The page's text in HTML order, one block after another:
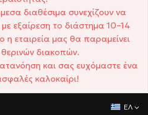
διαθέσιμα συνεχίζουν να
εξαίρεση το διάστημα 10–14
εταιρεία μας θα παραμείνει
διακοπών.
και σας ευχόμαστε ένα
καλοκαίρι!
ΕΛ